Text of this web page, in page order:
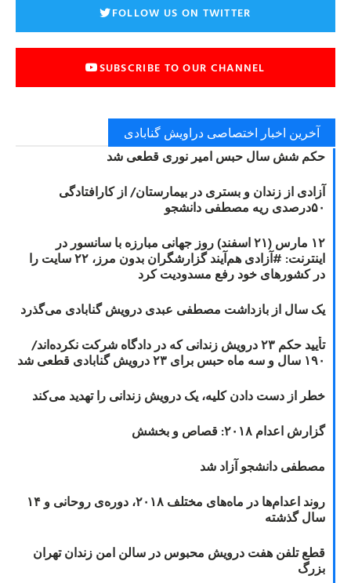
FOLLOW US ON TWITTER
SUBSCRIBE TO OUR CHANNEL
آخرین اخبار اختصاصی دراویش گنابادی
حکم شش سال حبس امیر نوری قطعی شد
آزادی از زندان و بستری در بیمارستان/ از کارافتادگی
۵۰درصدی ریه مصطفی دانشجو
۱۲ مارس (۲۱ اسفند) روز جهانی مبارزه با سانسور در
اینترنت: #آزادی هم‌آیند گزارشگران‌ بدون مرز، ۲۲ سایت را
در کشورهای خود رفع مسدودیت کرد
یک سال از بازداشت مصطفی عبدی درویش گنابادی می‌گذرد
تأیید حکم ۲۳ درویش زندانی که در دادگاه شرکت نکرده‌اند/
۱۹۰ سال و سه ماه حبس برای ۲۳ درویش گنابادی قطعی شد
خطر از دست دادن کلیه، یک درویش زندانی را تهدید می‌کند
گزارش اعدام ۲۰۱۸: قصاص و بخشش
مصطفی دانشجو آزاد شد
روند اعدام‌ها در ماه‌های مختلف ۲۰۱۸، دوره‌ی روحانی و ۱۴
سال گذشته
قطع تلفن هفت درویش محبوس در سالن امن زندان تهران
بزرگ